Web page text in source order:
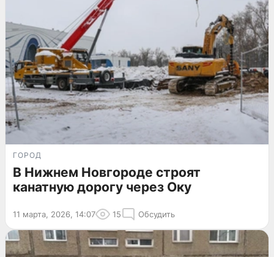
ГОРОД
В Нижнем Новгороде строят
канатную дорогу через Оку
11 марта, 2026, 14:07 15 Обсудить